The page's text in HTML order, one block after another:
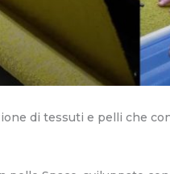
di tessuti e pelli che